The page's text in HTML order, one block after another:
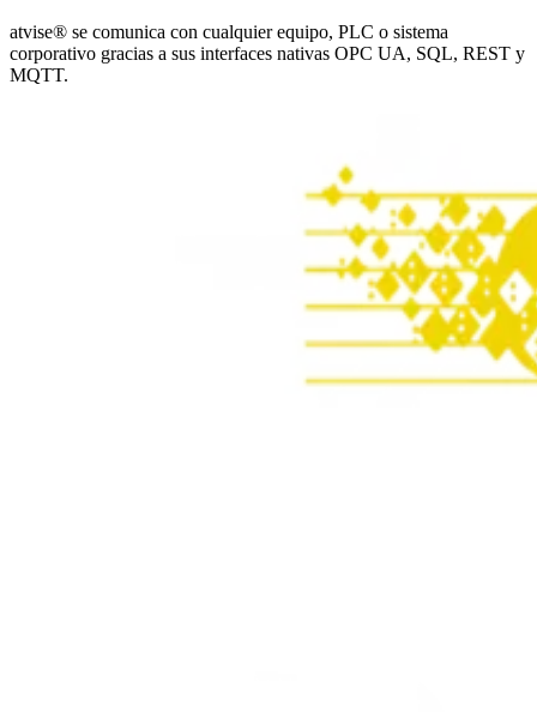
atvise® se comunica con cualquier equipo, PLC o sistema
corporativo gracias a sus interfaces nativas OPC UA, SQL, REST y
MQTT.